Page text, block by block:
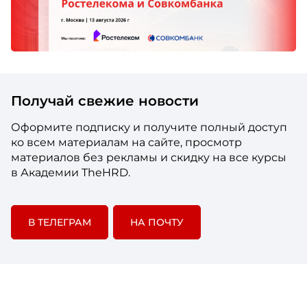
Получай свежие новости
Оформите подписку и получите полный доступ
ко всем материалам на сайте, просмотр
материалов без рекламы и скидку на все курсы
в Академии TheHRD.
В ТЕЛЕГРАМ НА ПОЧТУ